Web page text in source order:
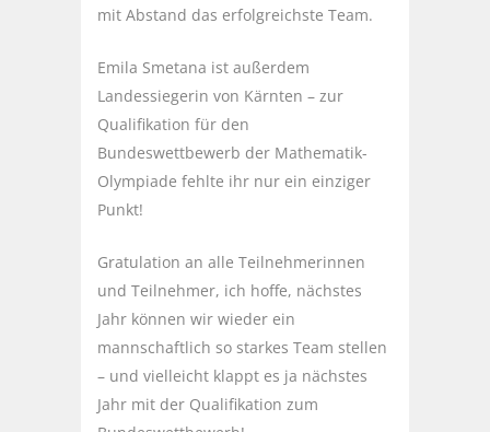
mit Abstand das erfolgreichste Team.
Emila Smetana ist außerdem
Landessiegerin von Kärnten – zur
Qualifikation für den
Bundeswettbewerb der Mathematik-
Olympiade fehlte ihr nur ein einziger
Punkt!
Gratulation an alle Teilnehmerinnen
und Teilnehmer, ich hoffe, nächstes
Jahr können wir wieder ein
mannschaftlich so starkes Team stellen
– und vielleicht klappt es ja nächstes
Jahr mit der Qualifikation zum